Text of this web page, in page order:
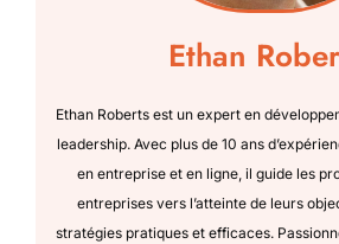
Ethan
Ethan Roberts est un expert en
leadership. Avec plus de 10 ans
en entreprise et en ligne, il guide les
entreprises vers l’atteinte de leurs
stratégies pratiques et efficaces.